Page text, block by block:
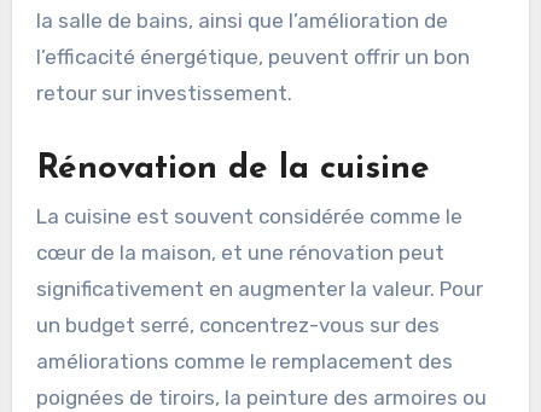
la salle de bains, ainsi que l’amélioration de
l’efficacité énergétique, peuvent offrir un bon
retour sur investissement.
Rénovation de la cuisine
La cuisine est souvent considérée comme le
cœur de la maison, et une rénovation peut
significativement en augmenter la valeur. Pour
un budget serré, concentrez-vous sur des
améliorations comme le remplacement des
poignées de tiroirs, la peinture des armoires ou